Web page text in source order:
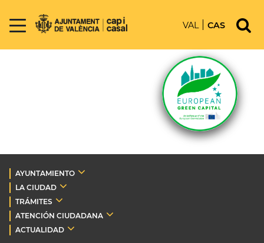
VAL CAS
AYUNTAMIENTO
LA CIUDAD
TRÁMITES
ATENCIÓN CIUDADANA
ACTUALIDAD